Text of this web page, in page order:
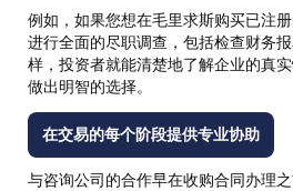
例如，如果您想在毛里求斯购买已注
进行全面的尽职调查，包括检查财务
样，投资者就能清楚地了解企业的真
做出明智的选择。
在交易的每个阶段提供专业协助
与咨询公司的合作早在收购合同办理